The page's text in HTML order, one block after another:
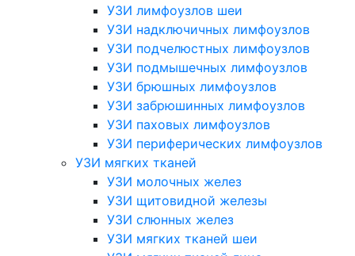
УЗИ лимфоузлов шеи
УЗИ надключичных лимфоузлов
УЗИ подчелюстных лимфоузлов
УЗИ подмышечных лимфоузлов
УЗИ брюшных лимфоузлов
УЗИ забрюшинных лимфоузлов
УЗИ паховых лимфоузлов
УЗИ периферических лимфоузлов
УЗИ мягких тканей
УЗИ молочных желез
УЗИ щитовидной железы
УЗИ слюнных желез
УЗИ мягких тканей шеи